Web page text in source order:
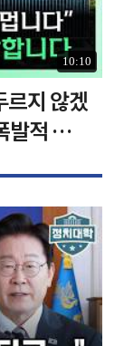
10:10
르지 않겠